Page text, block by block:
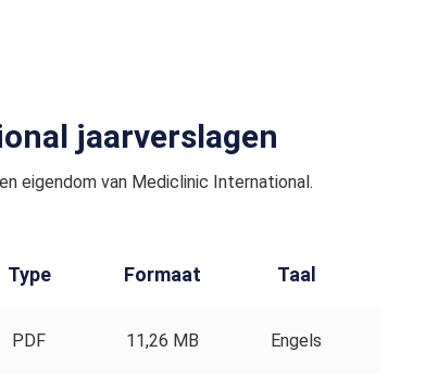
jaarverslagen
eigendom van Mediclinic International.
Type Formaat Taal
PDF 11,26 MB Engels